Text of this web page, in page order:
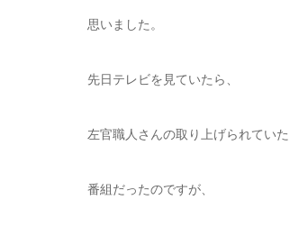
思いました。
先日テレビを見ていたら、
左官職人さんの取り上げられていた
番組だったのですが、